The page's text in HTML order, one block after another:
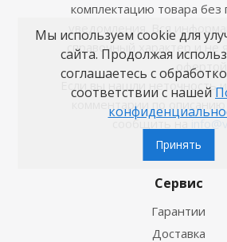
комплектацию товара без
уведомления. Вся
справочный характер и не
офертой.
Если вы нашли неточность
комментарии по описанию
сообщить на
Сервис
Гарантии
Доставка
Мы используем cookie для
сайта. Продолжая
соглашаетесь с
соответствии с нашей
Принять